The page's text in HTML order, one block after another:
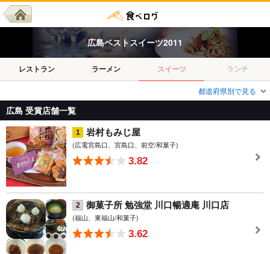
広島ベストスイーツ2011
レストラン ラーメン スイーツ ランチ
都道府県別で見る
広島 受賞店舗一覧
1 岩村もみじ屋
(広電宮島口、宮島口、前空/和菓子)
3.82
2 御菓子所 勉強堂 川口暢適庵 川口店
(福山、東福山/和菓子)
3.62